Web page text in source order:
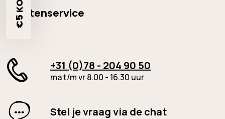
Klantenservice
+31 (0)78 - 204 90 50
ma t/m vr 8.00 - 16.30 uur
Stel je vraag via de chat